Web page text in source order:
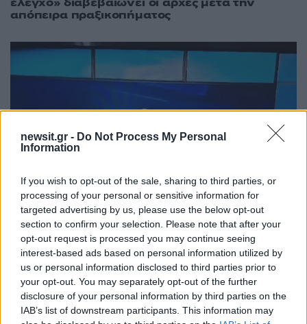
newsit.gr - Do Not Process My Personal
Information
If you wish to opt-out of the sale, sharing to third parties, or
processing of your personal or sensitive information for
targeted advertising by us, please use the below opt-out
section to confirm your selection. Please note that after your
opt-out request is processed you may continue seeing
interest-based ads based on personal information utilized by
us or personal information disclosed to third parties prior to
your opt-out. You may separately opt-out of the further
disclosure of your personal information by third parties on the
IAB’s list of downstream participants. This information may
απόπειρα πραξικοπήματος
14:5907.12.25
Οι ένοπλες δυνάμεις του Μπενίν απέτρεψαν
την «απόπειρα πραξικοπήματος» από
στρατιωτικούς